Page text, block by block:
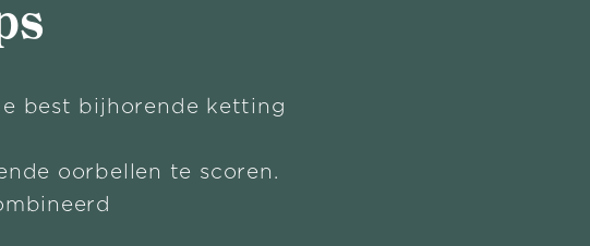
best bijhorende ketting
oorbellen te scoren.